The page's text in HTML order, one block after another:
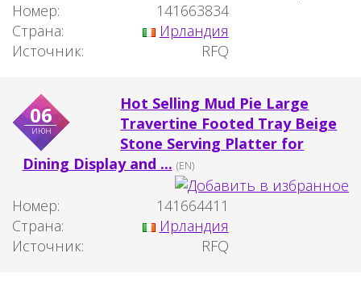
Номер:
141663834
Страна:
Ирландия
Источник:
RFQ
06
июн
Hot Selling Mud Pie Large
Travertine Footed Tray Beige
Stone Serving Platter for
Dining Display and ... (EN)
Номер:
141664411
Страна:
Ирландия
Источник:
RFQ